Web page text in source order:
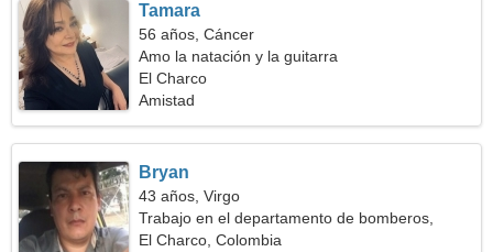
Tamara
56 años, Cáncer
Amo la natación y la guitarra
El Charco
Amistad
Bryan
43 años, Virgo
Trabajo en el departamento de bomberos,
necesito una mujer sociable
El Charco, Colombia